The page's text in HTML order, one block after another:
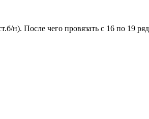
н). После чего провязать с 16 по 19